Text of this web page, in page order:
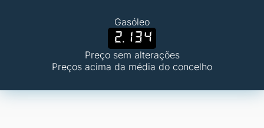
Gasóleo
2.134
Preço sem alterações
Preços acima da média do concelho